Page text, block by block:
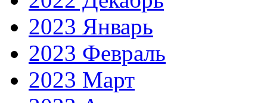
2023 Январь
2023 Февраль
2023 Март